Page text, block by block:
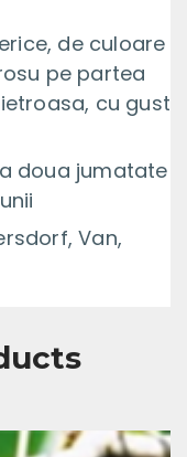
de culoare
pe partea
cu gust
doua jumatate
Van,